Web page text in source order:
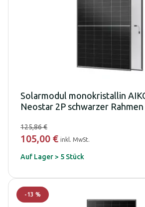
Solarmodul monokristallin
Neostar 2P schwarzer Rahmen
125,86 €
105,00 € inkl. MwSt.
Auf Lager > 5 Stück
-13 %